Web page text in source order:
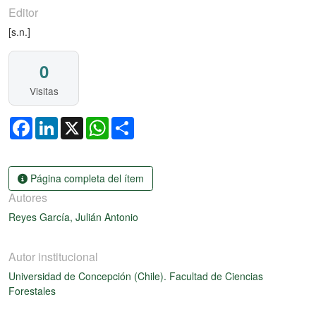
Editor
[s.n.]
0
Visitas
FacebookLinkedIn
X WhatsApp
Página completa del ítem
Autores
Reyes García, Julián Antonio
Autor institucional
Universidad de Concepción (Chile). Facultad de Ciencias
Forestales